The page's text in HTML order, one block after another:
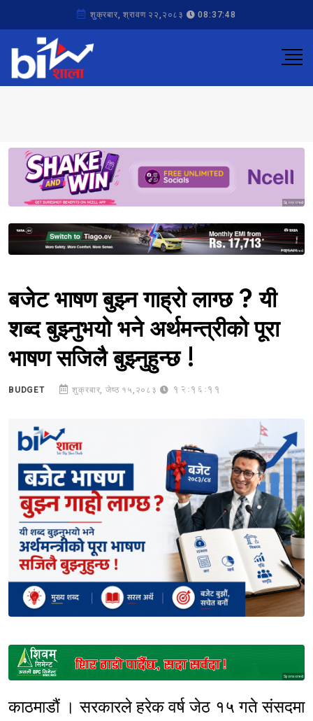
शुक्रबार, श्रावण २२,२०८३ 08:37:48
Sponsored
Sponsored
बजेट भाषण बुझ्न गाह्रो लाग्छ ? यी
शब्द बुझ्नुभयो भने अर्थमन्त्रीको पूरा
भाषण सजिलै बुझ्नुहुन्छ !
BUDGET शुक्रबार, जेष्ठ १५,२०८३ 12:16:11
Sponsored
काठमाडौं । सरकारले हरेक वर्ष जेठ १५ गते संसदमा